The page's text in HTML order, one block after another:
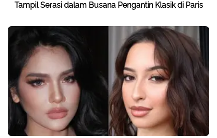
Tampil Serasi dalam Busana Pengantin Klasik di Paris